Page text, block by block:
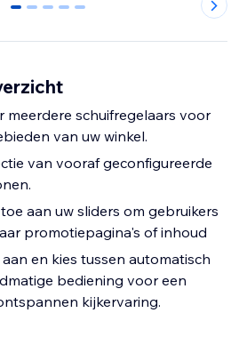
0 1 2 3 4
meerdere schuifregelaars voor
van uw winkel.
van vooraf geconfigureerde
aan uw sliders om gebruikers
promotiepagina's of inhoud
en kies tussen automatisch
bediening voor een
kijkervaring.